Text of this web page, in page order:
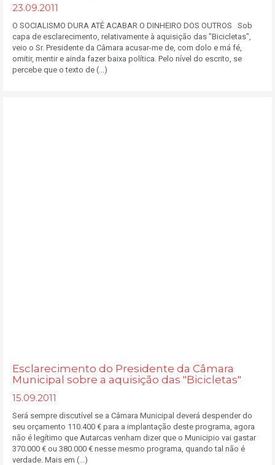
23.09.2011
O SOCIALISMO DURA ATÉ ACABAR O DINHEIRO DOS OUTROS Sob
capa de esclarecimento, relativamente à aquisição das "Bicicletas",
veio o Sr. Presidente da Câmara acusar-me de, com dolo e má fé,
omitir, mentir e ainda fazer baixa política. Pelo nível do escrito, se
percebe que o texto de (...)
Esclarecimento do Presidente da Câmara
Municipal sobre a aquisição das "Bicicletas"
15.09.2011
Será sempre discutível se a Câmara Municipal deverá despender do
seu orçamento 110.400 € para a implantação deste programa, agora
não é legítimo que Autarcas venham dizer que o Municipio vai gastar
370.000 € ou 380.000 € nesse mesmo programa, quando tal não é
verdade. Mais em (...)